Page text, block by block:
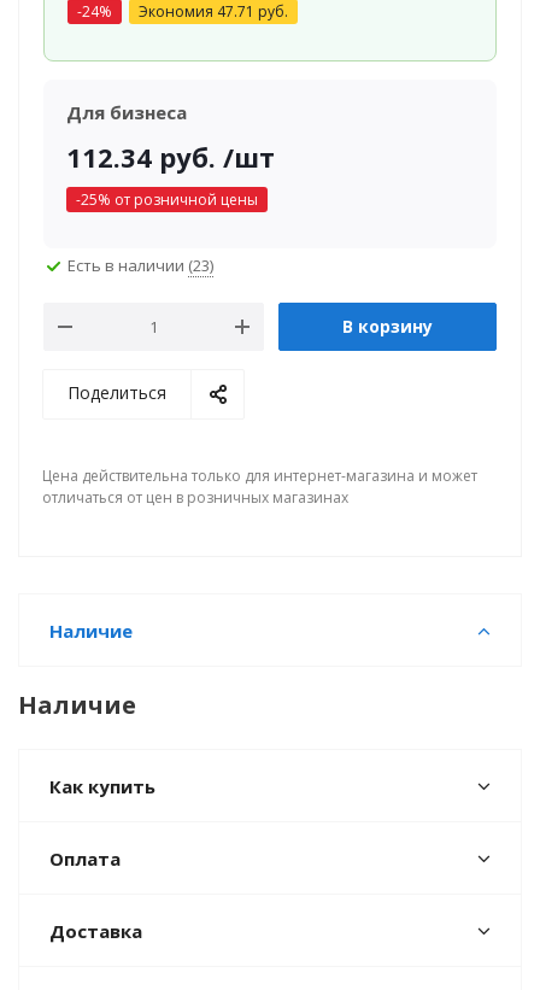
-24% Экономия 47.71 руб.
Для бизнеса
112.34 руб. /шт
-25% от розничной цены
Есть в наличии (23)
В корзину
Поделиться
Цена действительна только для интернет-магазина и может
отличаться от цен в розничных магазинах
Наличие
Наличие
Как купить
Оплата
Доставка